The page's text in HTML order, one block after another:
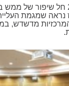
בשנים 2015-1996 חל
שמגמת העלייה
המרכזיות מדשדש,